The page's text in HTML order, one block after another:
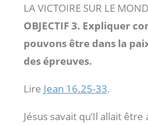
LA VICTOIRE SUR LE
OBJECTIF 3. Expliquer
pouvons être dans la
des épreuves.
Lire Jean 16.25-33.
Jésus savait qu’Il allait